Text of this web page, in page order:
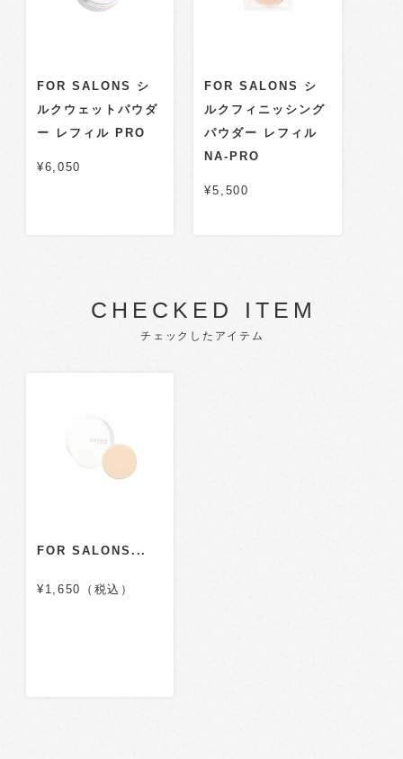
FOR SALONS シ
ルクウェットパウダ
ー レフィル PRO
¥6,050
FOR SALONS シ
ルクフィニッシング
パウダー レフィル
NA-PRO
¥5,500
CHECKED ITEM
チェックしたアイテム
FOR SALONS...
¥1,650（税込）